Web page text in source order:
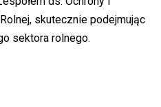
skutecznie podejmując
sektora rolnego.